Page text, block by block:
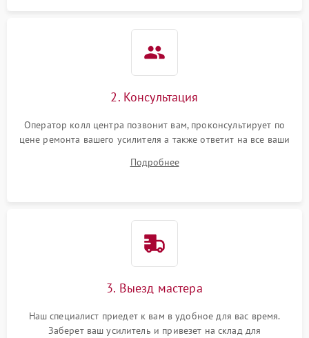
2. Консультация
Оператор колл центра позвонит вам, проконсультирует по
цене ремонта вашего усилителя а также ответит на все ваши
Подробнее
3. Выезд мастера
Наш специалист приедет к вам в удобное для вас время.
Заберет ваш усилитель и привезет на склад для